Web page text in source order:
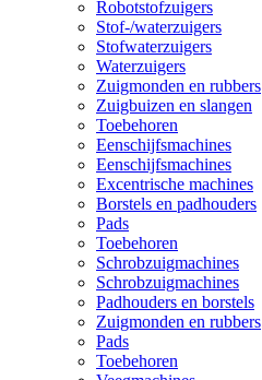
Robotstofzuigers
Stof-/waterzuigers
Stofwaterzuigers
Waterzuigers
Zuigmonden en rubbers
Zuigbuizen en slangen
Toebehoren
Eenschijfsmachines
Eenschijfsmachines
Excentrische machines
Borstels en padhouders
Pads
Toebehoren
Schrobzuigmachines
Schrobzuigmachines
Padhouders en borstels
Zuigmonden en rubbers
Pads
Toebehoren